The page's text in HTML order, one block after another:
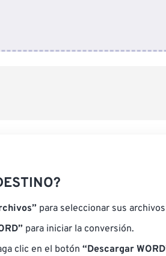
para seleccionar sus archivos
para iniciar la conversión.
clic en el botón “Descargar